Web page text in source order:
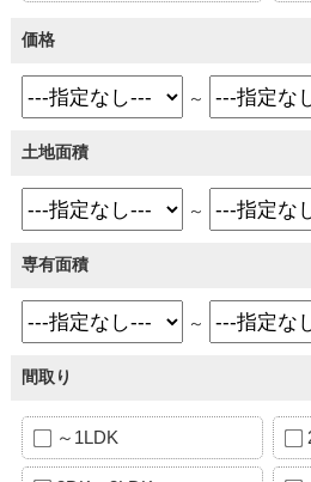
価格
～
土地面積
～
専有面積
～
間取り
～1LDK